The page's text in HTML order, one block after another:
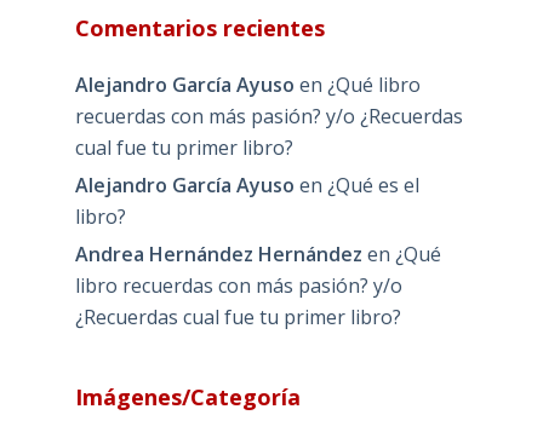
Comentarios recientes
Alejandro García Ayuso en ¿Qué libro
recuerdas con más pasión? y/o ¿Recuerdas
cual fue tu primer libro?
Alejandro García Ayuso en ¿Qué es el
libro?
Andrea Hernández Hernández en ¿Qué
libro recuerdas con más pasión? y/o
¿Recuerdas cual fue tu primer libro?
Imágenes/Categoría